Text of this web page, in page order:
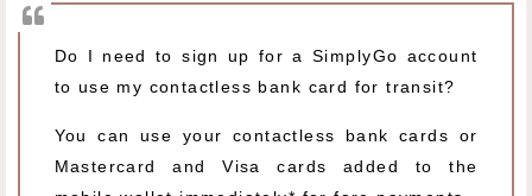
Do I need to sign up for a SimplyGo account
to use my contactless bank card for transit?
You can use your contactless bank cards or
Mastercard and Visa cards added to the